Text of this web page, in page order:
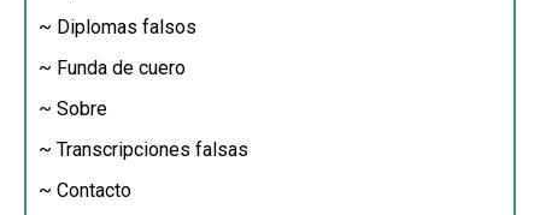
~ Diplomas falsos
~ Funda de cuero
~ Sobre
~ Transcripciones falsas
~ Contacto